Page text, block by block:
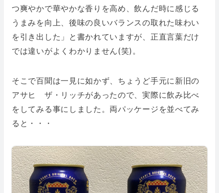
つ爽やかで華やかな香りを高め、飲んだ時に感じる
うまみを向上、後味の良いバランスの取れた味わい
を引き出した」と書かれていますが、正直言葉だけ
では違いがよくわかりません(笑)。
そこで百聞は一見に如かず、ちょうど手元に新旧の
アサヒ ザ・リッチがあったので、実際に飲み比べ
をしてみる事にしました。両パッケージを並べてみ
ると・・・